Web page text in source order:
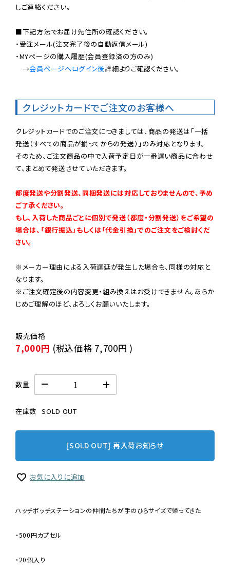
しご連絡ください。
■下記方法でお届け先住所の確認ください。
・受注メール(注文完了後の自動返信メール)
・MYページの購入履歴(会員登録済の方のみ)
→会員ページへログイン後詳細よりご確認ください。
クレジットカードでご注文のお客様へ
クレジットカードでのご注文につきましては、商品の発送は「一括
発送（すべての商品が揃ってからの発送）」のみ対応となります。
そのため、ご注文商品の中で入荷予定日が一番遅い商品に合わせ
て、まとめて発送させていただきます。
都度発送や分割発送、同梱発送には対応しておりませんので、予め
ご了承ください。
もし、入荷した商品ごとに個別で発送（都度・分割発送）をご希望の
場合は、「銀行振込」もしくは「代金引換」でのご注文をご検討くだ
さい。
※メーカー理由による入荷遅延が発生した場合も、同様の対応と
なります。
※ご注文確定後の内容変更・組み換えはお受けできません。あらか
じめご理解のほど、よろしくお願いいたします。
7,000円 (税込価格 7,700円 )
数量
在庫数 SOLD OUT
[SOLD OUT] 再入荷お知らせ
お気に入りに追加
ハッチポッチステーションの仲間たちが手のひらサイズで帰ってきた
・500円カプセル
・20個入り